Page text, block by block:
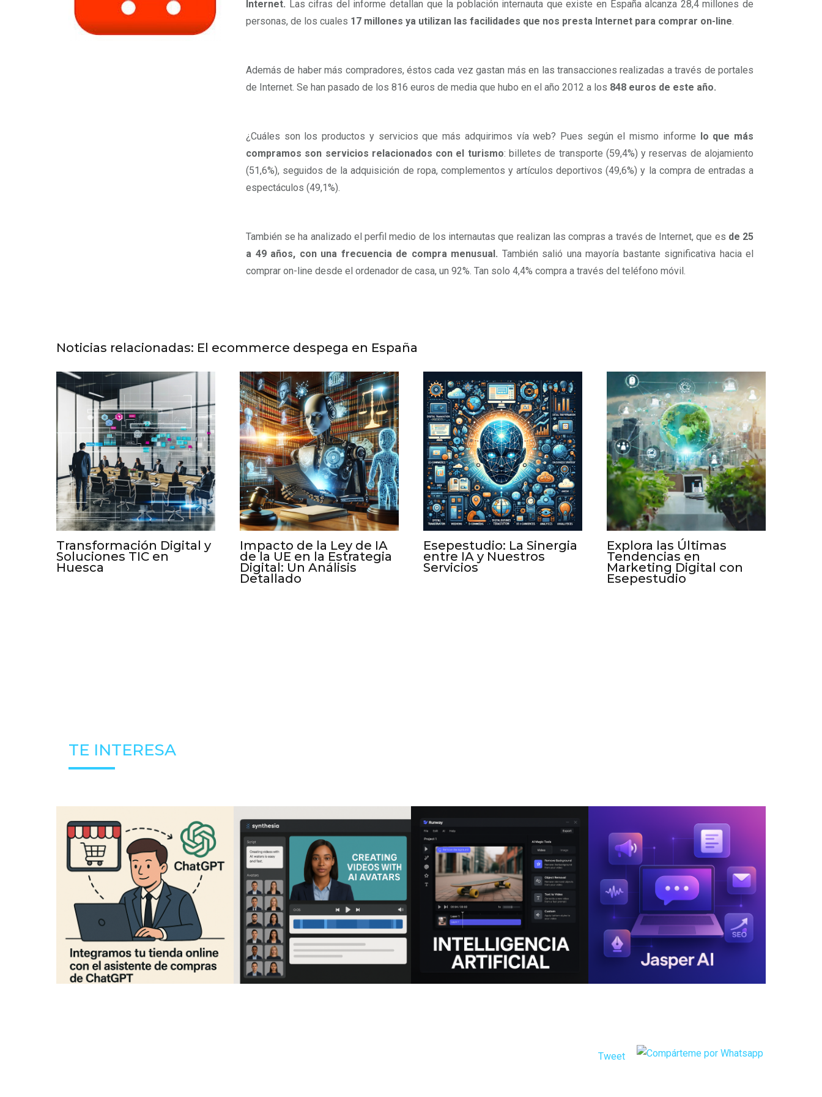
Internet. Las cifras del informe detallan que la población internauta que existe en España alcanza 28,4 millones de
personas, de los cuales 17 millones ya utilizan las facilidades que nos presta Internet para comprar on-line.
Además de haber más compradores, éstos cada vez gastan más en las transacciones realizadas a través de portales
de Internet. Se han pasado de los 816 euros de media que hubo en el año 2012 a los 848 euros de este año.
¿Cuáles son los productos y servicios que más adquirimos vía web? Pues según el mismo informe lo que más
compramos son servicios relacionados con el turismo: billetes de transporte (59,4%) y reservas de alojamiento
(51,6%), seguidos de la adquisición de ropa, complementos y artículos deportivos (49,6%) y la compra de entradas a
espectáculos (49,1%).
También se ha analizado el perfil medio de los internautas que realizan las compras a través de Internet, que es de 25
a 49 años, con una frecuencia de compra menusual. También salió una mayoría bastante significativa hacia el
comprar on-line desde el ordenador de casa, un 92%. Tan solo 4,4% compra a través del teléfono móvil.
Noticias relacionadas: El ecommerce despega en España
Transformación Digital y
Soluciones TIC en
Huesca
Impacto de la Ley de IA
de la UE en la Estrategia
Digital: Un Análisis
Detallado
Esepestudio: La Sinergia
entre IA y Nuestros
Servicios
Explora las Últimas
Tendencias en
Marketing Digital con
Esepestudio
TE INTERESA
Tweet